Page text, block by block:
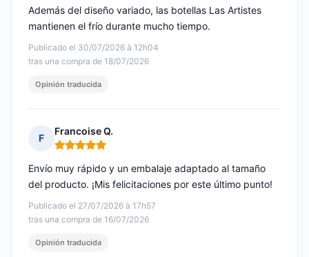
Publicado el 30/07/2026 à 12h04
tras una compra de 18/07/2026
Además del diseño variado, las botellas Las Artistes
mantienen el frío durante mucho tiempo.
Opinión traducida
F
Francoise Q.
Nota: 5 de 5
Publicado el 27/07/2026 à 17h57
tras una compra de 16/07/2026
Envío muy rápido y un embalaje adaptado al tamaño
del producto. ¡Mis felicitaciones por este último punto!
Opinión traducida